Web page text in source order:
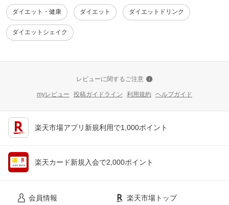
ダイエット・健康 ダイエット ダイエットドリンク
ダイエットシェイク
レビューに関するご注意
myレビュー 投稿ガイドライン 利用規約 ヘルプガイド
楽天市場アプリ新規利用で1,000ポイント
楽天カード新規入会で2,000ポイント
会員情報 楽天市場トップ